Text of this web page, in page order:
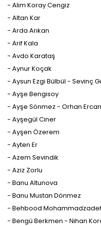
sonraki öndenetim,
ve hakem süreçleri,
Dergipark
- Alim Koray Cengiz
- Altan Kar
- Arda Arıkan
- Arif Kala
- Avdo Karataş
- Aynur Koçak
- Aysun Ezgi Bülbül - Sevinç
- Ayşe Bengisoy
- Ayşe Sönmez - Orhan Ercan
- Ayşegül Ciner
- Ayşen Özerem
- Ayten Er
- Azem Sevindik
- Aziz Zorlu
- Banu Altunova
- Banu Mustan Dönmez
- Behbood
- Bengü Berkmen - Nihan